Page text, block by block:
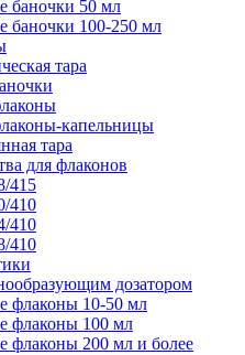
баночки 50 мл
баночки 100-250 мл
тара
капельницы
тара
для флаконов
415
410
410
410
дозатором
флаконы 10-50 мл
флаконы 100 мл
флаконы 200 мл и более